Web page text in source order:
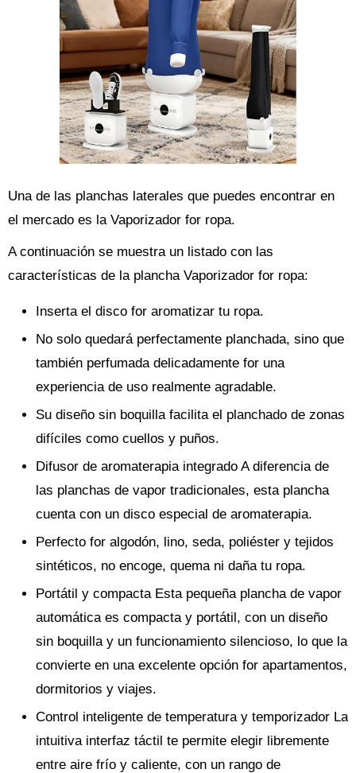
Una de las planchas laterales que puedes encontrar en
el mercado es la Vaporizador for ropa.
A continuación se muestra un listado con las
características de la plancha Vaporizador for ropa:
Inserta el disco for aromatizar tu ropa.
No solo quedará perfectamente planchada, sino que
también perfumada delicadamente for una
experiencia de uso realmente agradable.
Su diseño sin boquilla facilita el planchado de zonas
difíciles como cuellos y puños.
Difusor de aromaterapia integrado A diferencia de
las planchas de vapor tradicionales, esta plancha
cuenta con un disco especial de aromaterapia.
Perfecto for algodón, lino, seda, poliéster y tejidos
sintéticos, no encoge, quema ni daña tu ropa.
Portátil y compacta Esta pequeña plancha de vapor
automática es compacta y portátil, con un diseño
sin boquilla y un funcionamiento silencioso, lo que la
convierte en una excelente opción for apartamentos,
dormitorios y viajes.
Control inteligente de temperatura y temporizador La
intuitiva interfaz táctil te permite elegir libremente
entre aire frío y caliente, con un rango de